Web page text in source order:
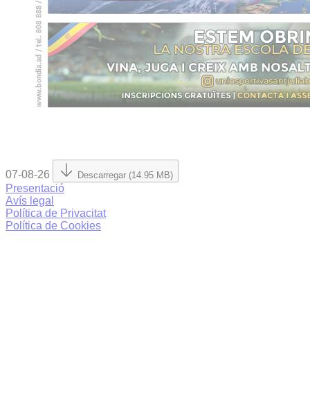
07-08-26 Descarregar (14.95 MB)
Presentació
Avís legal
Política de Privacitat
Política de Cookies